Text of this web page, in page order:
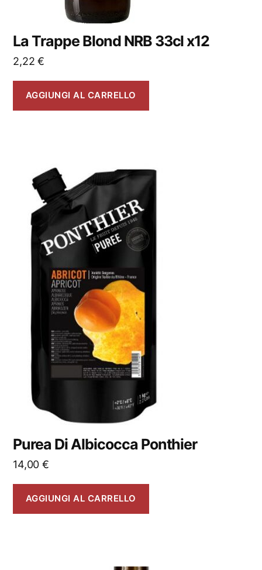
La Trappe Blond NRB 33cl x12
2,22€
AGGIUNGI AL CARRELLO
Purea Di Albicocca Ponthier
14,00 €
AGGIUNGI AL CARRELLO